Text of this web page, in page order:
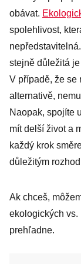
obávat.
spolehlivost,
stejně důležitá
V případě, že se
alternativě,
Naopak, spojíte
mít delší život a
každý krok
důležitým
Ak chceš,
ekologických vs.
prehľadne.